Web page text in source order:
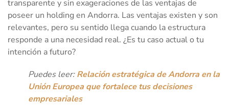
transparente y sin exageraciones de las ventajas de
poseer un holding en Andorra. Las ventajas existen y son
relevantes, pero su sentido llega cuando la estructura
responde a una necesidad real. ¿Es tu caso actual o tu
intención a futuro?
Puedes leer:Relación estratégica de Andorra en la
Unión Europea que fortalece tus decisiones
empresariales